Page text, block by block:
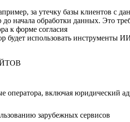
за утечку базы клиентов с
начала обработки данных. Это
к форме согласия
будет использовать инструменты
оператора, включая юридический
зарубежных сервисов